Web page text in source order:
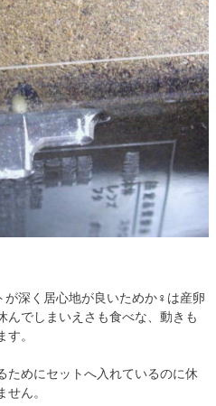
深く居心地が良いためか♀は産卵
んでしまいえさも食べな、動きも
す。
ためにセットへ入れているのに休
せん。